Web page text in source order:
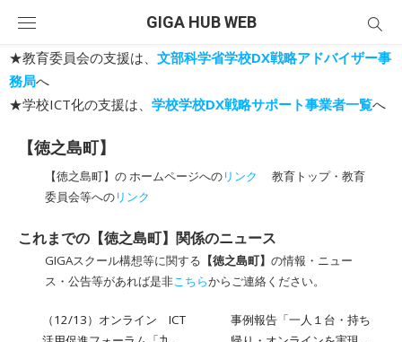
content
GIGA HUB WEB
★教育委員会の支援は、 文部科学省学校DX戦略アドバイザー事
務局へ
★学校ICT化の支援は、 学校学校DX戦略サポート事業者一覧へ
【徳之島町】
【徳之島町】の ホームページへのリンク
教育トップ・教育
委員会等へのリンク
これまでの【徳之島町】関係のニュース
GIGAスクール構想等に関する 【徳之島町】 の情報・ニュー
ス・公告等があれば是非こちらからご連絡ください。
（12/13）オンライン ICT
事例報告「一人１台・持ち